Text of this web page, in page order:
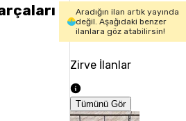
Aradığın ilan artık yayında
değil. Aşağıdaki benzer
ilanlara göz atabilirsin!
Zirve İlanlar
Tümünü Gör